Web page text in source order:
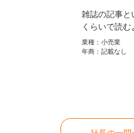
雑誌の記事と
くらいで読む
質問にもあり
「業務の効率
スモデルの
業種： 小売業
年商： 記載なし